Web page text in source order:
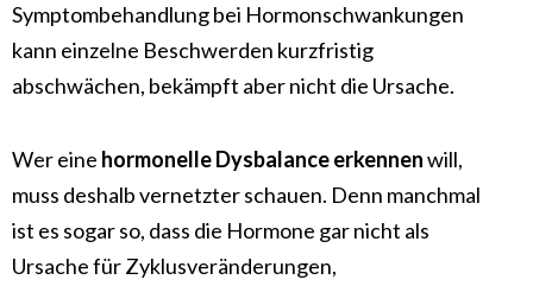
Symptombehandlung bei Hormonschwankungen
kann einzelne Beschwerden kurzfristig
abschwächen, bekämpft aber nicht die Ursache.
Wer eine hormonelle Dysbalance erkennenwill,
muss deshalb vernetzter schauen. Denn manchmal
ist es sogar so, dass die Hormone gar nicht als
Ursache für Zyklusveränderungen,